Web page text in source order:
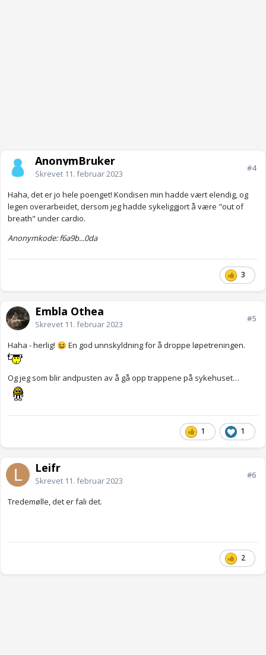
AnonymBruker
Skrevet 11. februar 2023
#4
Haha, det er jo hele poenget! Kondisen min hadde vært elendig, og
legen overarbeidet, dersom jeg hadde sykeliggjort å være "out of
breath" under cardio.
Anonymkode: f6a9b...0da
3
Embla Othea
Skrevet 11. februar 2023
#5
Haha - herlig! 😆 En god unnskyldning for å droppe løpetreningen.
Og jeg som blir andpusten av å gå opp trappene på sykehuset…
1 1
Leifr
Skrevet 11. februar 2023
#6
Tredemølle, det er fali det.
2